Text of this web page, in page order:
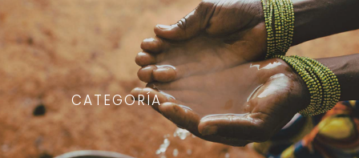
CATEGORÍA